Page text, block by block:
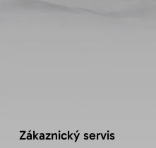
Zákaznický servis